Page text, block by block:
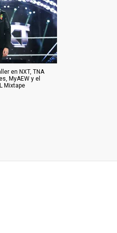
en NXT, TNA
MyAEW y el
Mixtape